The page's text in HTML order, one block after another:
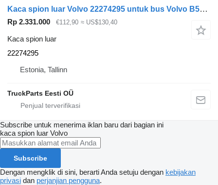
Kaca spion luar Volvo 22274295 untuk bus Volvo B5LH, B0E (2008-)
Rp 2.331.000 €112,90 ≈ US$130,40
Kaca spion luar
22274295
Estonia, Tallinn
TruckParts Eesti OÜ
Subscribe untuk menerima iklan baru dari bagian ini
kaca spion luar Volvo
Subscribe
Dengan mengklik di sini, berarti Anda setuju dengan kebijakan
privasi dan perjanjian pengguna.